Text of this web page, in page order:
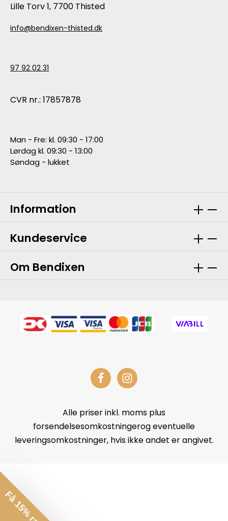
Lille Torv 1, 7700 Thisted
info@bendixen-thisted.dk
97 92 02 31
CVR nr.: 17857878
Man - Fre: kl. 09:30 - 17:00
Lørdag kl. 09:30 - 13:00
Søndag - lukket
Information
Kundeservice
Om Bendixen
Alle priser inkl. moms plus
forsendelsesomkostningerog eventuelle
leveringsomkostninger, hvis ikke andet er angivet.